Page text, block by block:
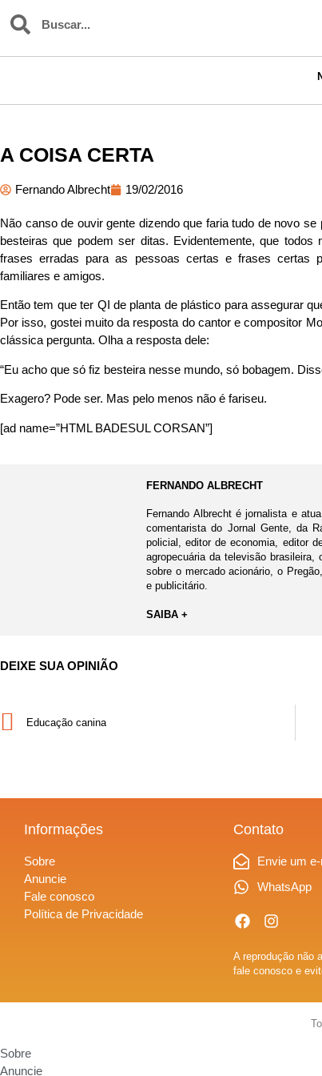
A COISA CERTA
Fernando Albrecht 19/02/2016
Não canso de ouvir gente dizendo que faria tudo de novo
besteiras que podem ser ditas. Evidentemente, que
frases erradas para as pessoas certas e frases certas
familiares e amigos.
Então tem que ter QI de planta de plástico para assegurar
Por isso, gostei muito da resposta do cantor e compositor
clássica pergunta. Olha a resposta dele:
“Eu acho que só fiz besteira nesse mundo, só bobagem.
Exagero? Pode ser. Mas pelo menos não é fariseu.
[ad name=”HTML BADESUL CORSAN”]
FERNANDO ALBRECHT
Fernando Albrecht é jornalista e
comentarista do Jornal Gente, da
policial, editor de economia, editor
agropecuária da televisão brasileira,
sobre o mercado acionário, o
e publicitário.
SAIBA +
DEIXE SUA OPINIÃO
Educação canina
Informações
Sobre
Anuncie
Fale conosco
Política de Privacidade
Contato
Envie um
WhatsApp
A reprodução não
fale conosco e
Sobre
Anuncie